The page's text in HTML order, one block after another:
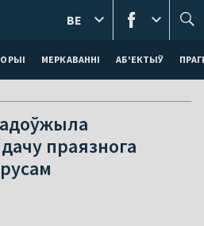
МЕРКАВАННI АБ'ЕКТЫЎ
BE
праязнога